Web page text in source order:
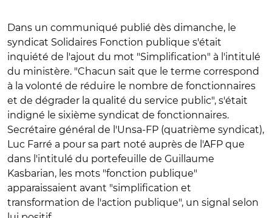
Dans un communiqué publié dès dimanche, le
syndicat Solidaires Fonction publique s'était
inquiété de l'ajout du mot "Simplification" à l'intitulé
du ministère. "Chacun sait que le terme correspond
à la volonté de réduire le nombre de fonctionnaires
et de dégrader la qualité du service public", s'était
indigné le sixième syndicat de fonctionnaires.
Secrétaire général de l'Unsa-FP (quatrième syndicat),
Luc Farré a pour sa part noté auprès de l'AFP que
dans l'intitulé du portefeuille de Guillaume
Kasbarian, les mots "fonction publique"
apparaissaient avant "simplification et
transformation de l'action publique", un signal selon